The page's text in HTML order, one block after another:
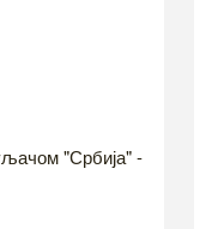
"Србија" -